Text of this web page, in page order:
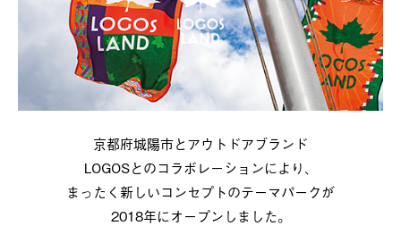
京都府城陽市とアウトドアブランド
LOGOSとのコラボレーションにより、
まったく新しいコンセプトのテーマパークが
2018年にオープンしました。